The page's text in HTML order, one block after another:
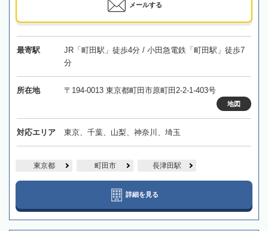
メールする
最寄駅
JR「町田駅」徒歩4分 / 小田急電鉄「町田駅」徒歩7
分
所在地 〒194-0013 東京都町田市原町田2-2-1-403号
地図
対応エリア 東京、千葉、山梨、神奈川、埼玉
東京都 町田市 長津田駅
詳細を見る